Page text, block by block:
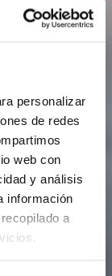
personalizar
de redes
web con
y análisis
información
a